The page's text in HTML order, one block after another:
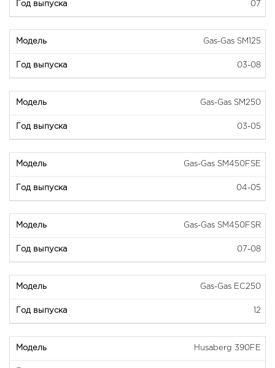
07
Gas-Gas SM125
03-08
Gas-Gas SM250
03-05
Gas-Gas SM450FSE
04-05
Gas-Gas SM450FSR
07-08
Gas-Gas EC250
12
Husaberg 390FE